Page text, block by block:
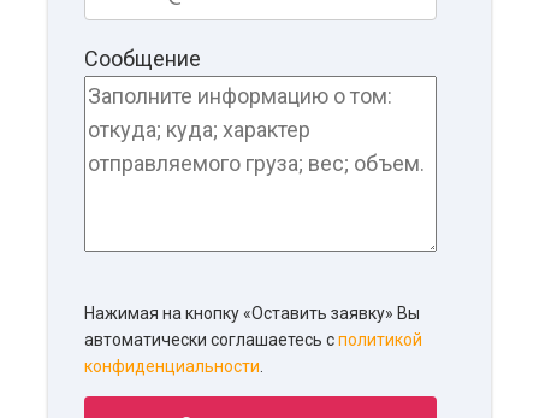
Сообщение
Нажимая на кнопку «Оставить заявку» Вы
автоматически соглашаетесь сполитикой
конфиденциальности